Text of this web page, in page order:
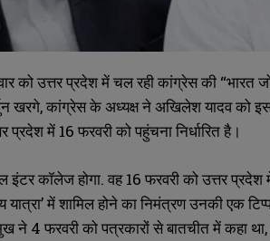
को उत्तर प्रदेश में चल रही कांग्रेस की “भारत
खरगे, कांग्रेस के अध्यक्ष ने अखिलेश यादव को
में 16 फरवरी को पहुंचना निर्धारित है।
कॉलेज होगा. वह 16 फरवरी को उत्तर प्रदेश में
में शामिल होने का निमंत्रण उनकी एक
ने 4 फरवरी को पत्रकारों से बातचीत में कहा